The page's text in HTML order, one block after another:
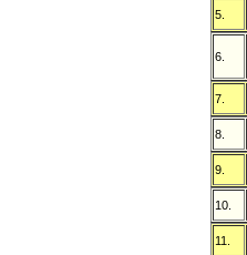
5.
6.
7.
8.
9.
10.
11.